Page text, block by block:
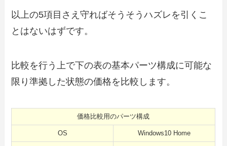
以上の5項目さえ守ればそうそうハズレを引くこ
とはないはずです。
比較を行う上で下の表の基本パーツ構成に可能な
限り準拠した状態の価格を比較します。
価格比較用のパーツ構成
OS Windows10 Home